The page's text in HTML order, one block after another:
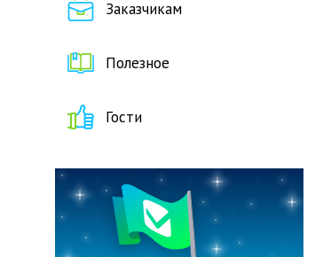
Заказчикам
Полезное
Гости